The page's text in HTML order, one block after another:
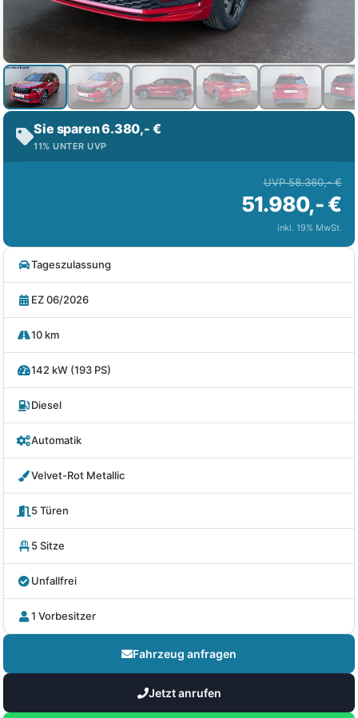
Sie sparen 6.380,- €
11% UNTER UVP
UVP 58.360,- €
51.980,- €
inkl. 19% MwSt.
Tageszulassung
EZ 06/2026
10 km
142 kW (193 PS)
Diesel
Automatik
Velvet-Rot Metallic
5 Türen
5 Sitze
Unfallfrei
1 Vorbesitzer
Fahrzeug anfragen
Jetzt anrufen